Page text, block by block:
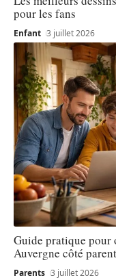
pour les fans
Enfant 3 juillet 2026
Guide pratique pour
Auvergne côté
Parents 3 juillet 2026